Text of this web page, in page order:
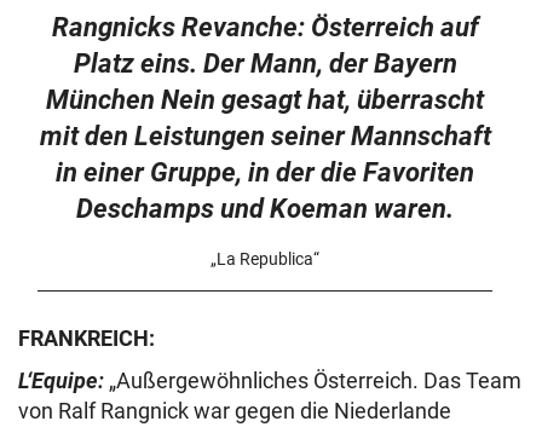
Rangnicks Revanche: Österreich auf
Platz eins. Der Mann, der Bayern
München Nein gesagt hat, überrascht
mit den Leistungen seiner Mannschaft
in einer Gruppe, in der die Favoriten
Deschamps und Koeman waren.
„La Republica“
FRANKREICH:
L‘Equipe: „Außergewöhnliches Österreich. Das Team
von Ralf Rangnick war gegen die Niederlande